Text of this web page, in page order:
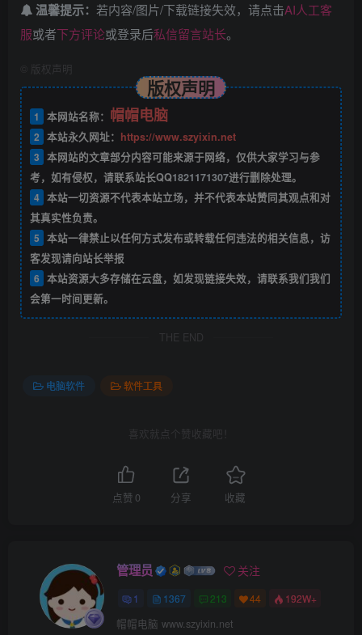
温馨提示： 若内容/图片/下载链接失效，请点击AI人工客
服或者下方评论或登录后私信留言站长。
版权声明
版权声明
1 本网站名称： 帽帽电脑
2 本站永久网址： https://www.szyixin.net
3 本网站的文章部分内容可能来源于网络，仅供大家学习与参
考，如有侵权，请联系站长QQ1821171307进行删除处理。
4 本站一切资源不代表本站立场，并不代表本站赞同其观点和对
其真实性负责。
5 本站一律禁止以任何方式发布或转载任何违法的相关信息，访
客发现请向站长举报
6 本站资源大多存储在云盘，如发现链接失效，请联系我们我们
会第一时间更新。
THE END
电脑软件 软件工具
喜欢就点个赞收藏吧！
点赞 0 分享 收藏
管理员 关注
1 1367 213 44 192W+
帽帽电脑 www.szyixin.net